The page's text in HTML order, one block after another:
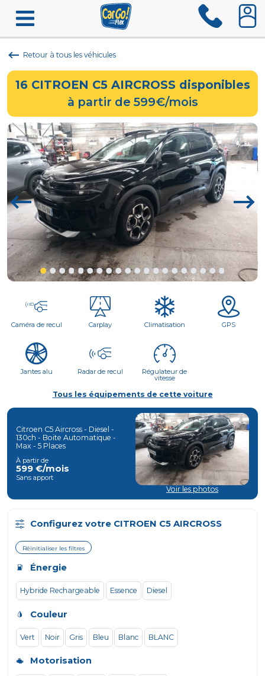
Retour à tous les véhicules
16 CITROEN C5 AIRCROSS disponibles
à partir de 599€/mois
Caméra de recul Carplay Climatisation GPS
Jantes alu Radar de recul Régulateur de
vitesse
Tous les équipements de cette voiture
Citroen C5 Aircross - Diesel -
130Ch - Boite Automatique -
Max - 5Places
À partir de
599€/mois
Sans apport
Voir les photos
Configurez votre CITROEN C5 AIRCROSS
Réinitialiser les filtres
Énergie
Hybride Rechargeable Essence Diesel
Couleur
Vert Noir Gris Bleu Blanc BLANC
Motorisation